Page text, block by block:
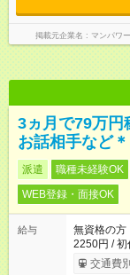
掲載元企業名 マンパワ
3ヵ月で79万円
お話相手など＊
派遣 職種未経験OK
WEB登録・面接OK
給与
無資格の方
2250円 /
交通費